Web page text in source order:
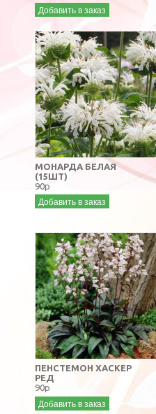
Добавить в заказ
МОНАРДА БЕЛАЯ
(15ШТ)
90р
Добавить в заказ
ПЕНСТЕМОН ХАСКЕР
РЕД
90р
Добавить в заказ